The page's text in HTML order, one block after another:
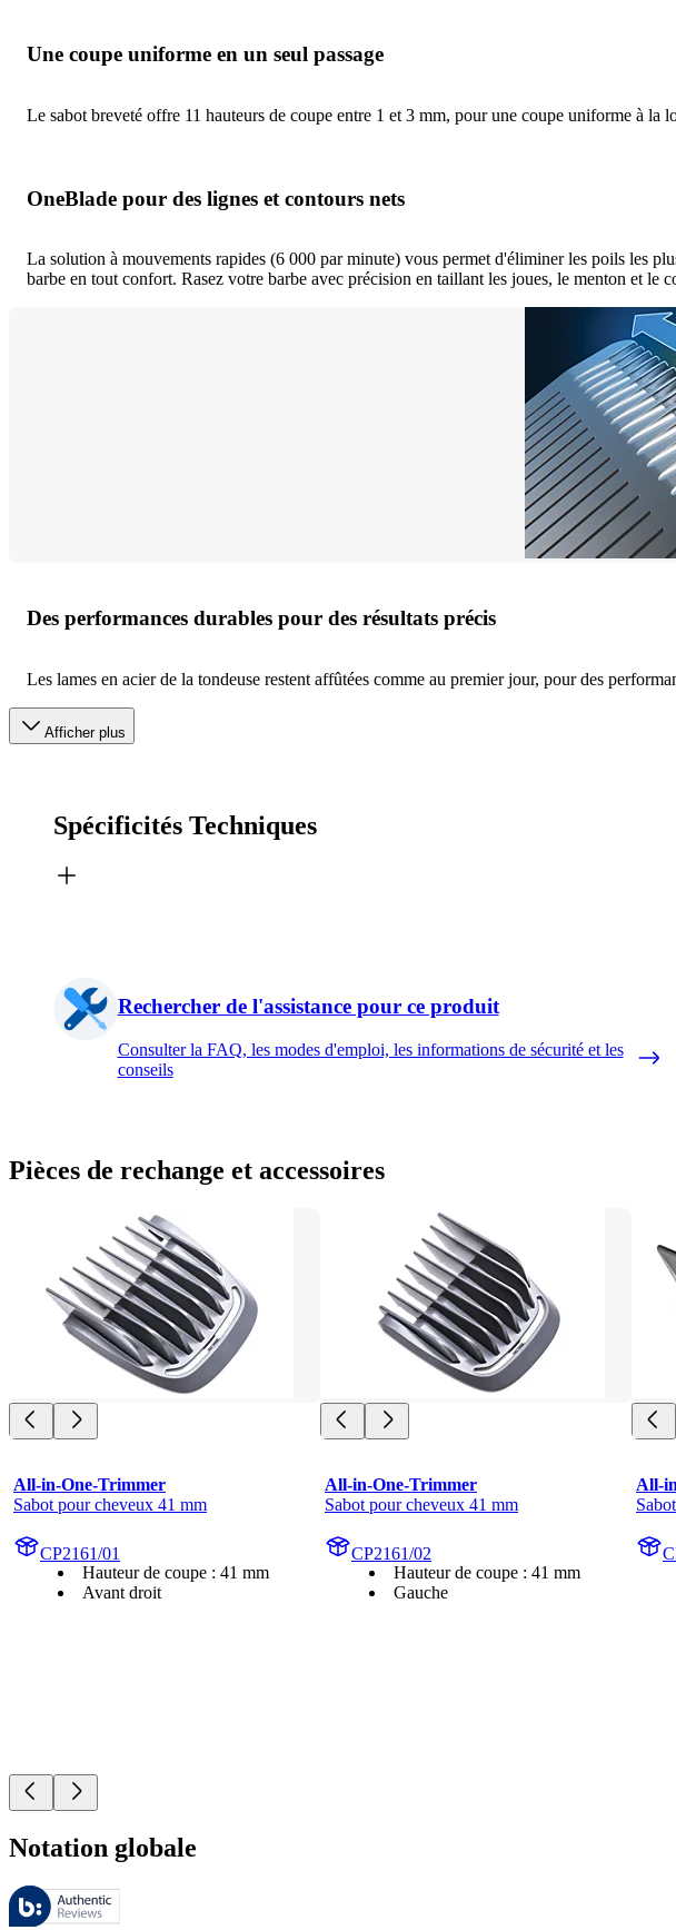
Une coupe uniforme en un seul passage
Le sabot breveté offre 11 hauteurs de coupe entre 1 et 3 mm, pour une coupe uniforme à la
OneBlade pour des lignes et contours nets
La solution à mouvements rapides (6 000 par minute) vous permet d'éliminer les poils les
barbe en tout confort. Rasez votre barbe avec précision en taillant les joues, le menton et le
Des performances durables pour des résultats précis
Les lames en acier de la tondeuse restent affûtées comme au premier jour, pour des
Afficher plus
Spécificités Techniques
Rechercher de l'assistance pour ce produit
Consulter la FAQ, les modes d'emploi, les informations de sécurité et les
conseils
Pièces de rechange et accessoires
All-in-One-Trimmer
Sabot pour cheveux 41 mm
CP2161/01
Hauteur de coupe : 41 mm
Avant droit
All-in-One-Trimmer
Sabot pour cheveux 41 mm
CP2161/02
Hauteur de coupe : 41 mm
Gauche
All-
Notation globale
Ces évaluations sont gérées par Bazaarvoice et sont conformes à la politique d'authenticité